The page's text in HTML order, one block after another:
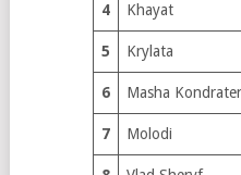
4 Khayat
5 Krylata
6 Masha
7 Molodi